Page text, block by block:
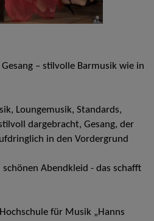
– stilvolle Barmusik wie in
Loungemusik, Standards,
dargebracht, Gesang, der
in den Vordergrund
Abendkleid - das schafft
für Musik „Hanns